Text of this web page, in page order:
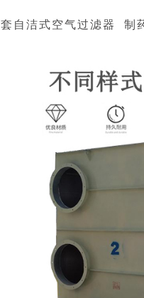
自洁式空气过滤器 制